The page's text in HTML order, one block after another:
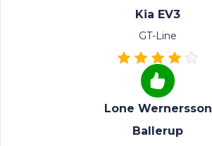
Kia EV3
GT-Line
Lone Wernersson
Ballerup